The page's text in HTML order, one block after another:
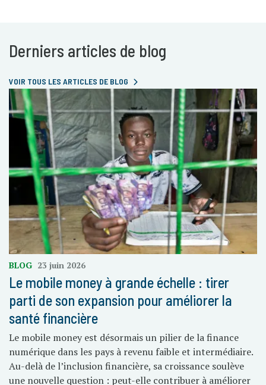
Derniers articles de blog
VOIR TOUS LES ARTICLES DE BLOG
BLOG 23 juin 2026
Le mobile money à grande échelle : tirer
parti de son expansion pour améliorer la
santé financière
Le mobile money est désormais un pilier de la finance
numérique dans les pays à revenu faible et intermédiaire.
Au-delà de l’inclusion financière, sa croissance soulève
une nouvelle question : peut-elle contribuer à améliorer